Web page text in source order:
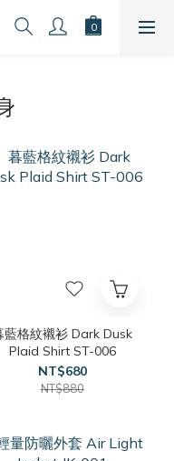
藍格紋襯衫 Dark Dusk
Plaid Shirt ST-006
NT$680
NT$880